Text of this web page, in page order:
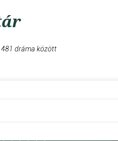
dráma között